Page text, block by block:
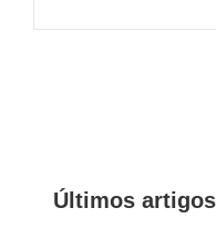
Últimos